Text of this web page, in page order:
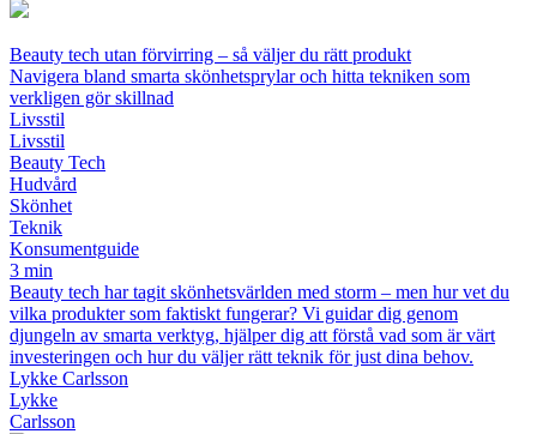
Beauty tech utan förvirring – så väljer du rätt produkt
Navigera bland smarta skönhetsprylar och hitta tekniken som
verkligen gör skillnad
Livsstil
Livsstil
Beauty Tech
Hudvård
Skönhet
Teknik
Konsumentguide
3 min
Beauty tech har tagit skönhetsvärlden med storm – men hur vet du
vilka produkter som faktiskt fungerar? Vi guidar dig genom
djungeln av smarta verktyg, hjälper dig att förstå vad som är värt
investeringen och hur du väljer rätt teknik för just dina behov.
Lykke Carlsson
Lykke
Carlsson